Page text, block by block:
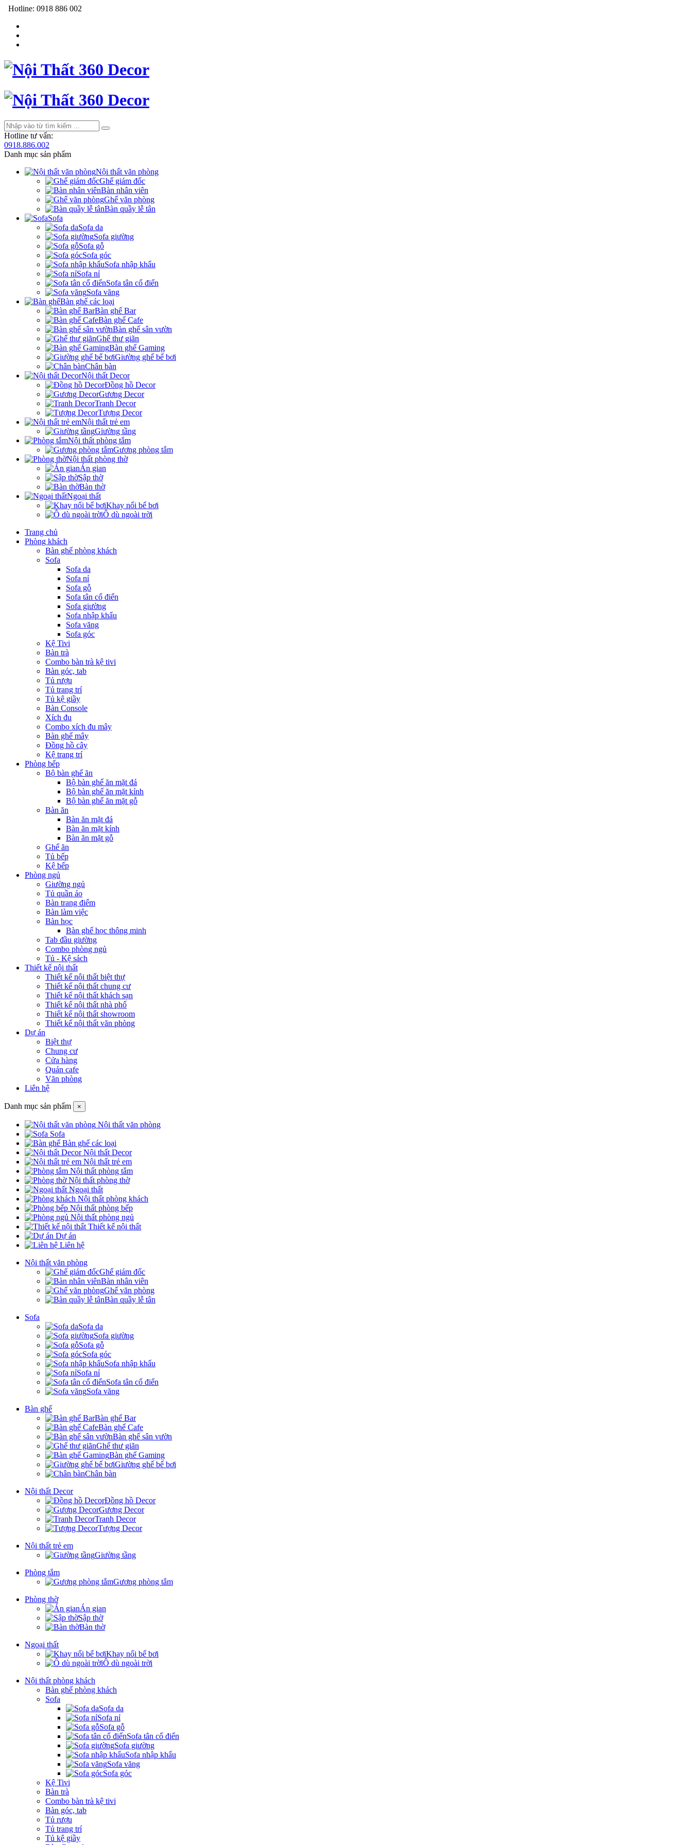
Hotline: 0918 886 002
Hotline tư vấn:
0918.886.002
Danh mục sản phẩm
Nội thất văn phòng
Ghế giám đốc
Bàn nhân viên
Ghế văn phòng
Bàn quầy lễ tân
Sofa
Sofa da
Sofa giường
Sofa gỗ
Sofa góc
Sofa nhập khẩu
Sofa nỉ
Sofa tân cổ điển
Sofa văng
Bàn ghế các loại
Bàn ghế Bar
Bàn ghế Cafe
Bàn ghế sân vườn
Ghế thư giãn
Bàn ghế Gaming
Giường ghế bể bơi
Chân bàn
Nội thất Decor
Đồng hồ Decor
Gương Decor
Tranh Decor
Tượng Decor
Nội thất trẻ em
Giường tầng
Nội thất phòng tắm
Gương phòng tắm
Nội thất phòng thờ
Án gian
Sập thờ
Bàn thờ
Ngoại thất
Khay nổi bể bơi
Ô dù ngoài trời
Trang chủ
Phòng khách
Bàn ghế phòng khách
Sofa
Sofa da
Sofa nỉ
Sofa gỗ
Sofa tân cổ điển
Sofa giường
Sofa nhập khẩu
Sofa văng
Sofa góc
Kệ Tivi
Bàn trà
Combo bàn trà kệ tivi
Bàn góc, tab
Tủ rượu
Tủ trang trí
Tủ kệ giầy
Bàn Console
Xích đu
Combo xích đu mây
Bàn ghế mây
Đồng hồ cây
Kệ trang trí
Phòng bếp
Bộ bàn ghế ăn
Bộ bàn ghế ăn mặt đá
Bộ bàn ghế ăn mặt kính
Bộ bàn ghế ăn mặt gỗ
Bàn ăn
Bàn ăn mặt đá
Bàn ăn mặt kính
Bàn ăn mặt gỗ
Ghế ăn
Tủ bếp
Kệ bếp
Phòng ngủ
Giường ngủ
Tủ quần áo
Bàn trang điểm
Bàn làm việc
Bàn học
Bàn ghế học thông minh
Tab đầu giường
Combo phòng ngủ
Tủ - Kệ sách
Thiết kế nội thất
Thiết kế nội thất biệt thự
Thiết kế nội thất chung cư
Thiết kế nội thất khách sạn
Thiết kế nội thất nhà phố
Thiết kế nội thất showroom
Thiết kế nội thất văn phòng
Dự án
Biệt thự
Chung cư
Cửa hàng
Quán cafe
Văn phòng
Liên hệ
Danh mục sản phẩm ×
Nội thất văn phòng
Sofa
Bàn ghế các loại
Nội thất Decor
Nội thất trẻ em
Nội thất phòng tắm
Nội thất phòng thờ
Ngoại thất
Nội thất phòng khách
Nội thất phòng bếp
Nội thất phòng ngủ
Thiết kế nội thất
Dự án
Liên hệ
Nội thất văn phòng
Ghế giám đốc
Bàn nhân viên
Ghế văn phòng
Bàn quầy lễ tân
Sofa
Sofa da
Sofa giường
Sofa gỗ
Sofa góc
Sofa nhập khẩu
Sofa nỉ
Sofa tân cổ điển
Sofa văng
Bàn ghế
Bàn ghế Bar
Bàn ghế Cafe
Bàn ghế sân vườn
Ghế thư giãn
Bàn ghế Gaming
Giường ghế bể bơi
Chân bàn
Nội thất Decor
Đồng hồ Decor
Gương Decor
Tranh Decor
Tượng Decor
Nội thất trẻ em
Giường tầng
Phòng tắm
Gương phòng tắm
Phòng thờ
Án gian
Sập thờ
Bàn thờ
Ngoại thất
Khay nổi bể bơi
Ô dù ngoài trời
Nội thất phòng khách
Bàn ghế phòng khách
Sofa
Sofa da
Sofa nỉ
Sofa gỗ
Sofa tân cổ điển
Sofa giường
Sofa nhập khẩu
Sofa văng
Sofa góc
Kệ Tivi
Bàn trà
Combo bàn trà kệ tivi
Bàn góc, tab
Tủ rượu
Tủ trang trí
Tủ kệ giầy